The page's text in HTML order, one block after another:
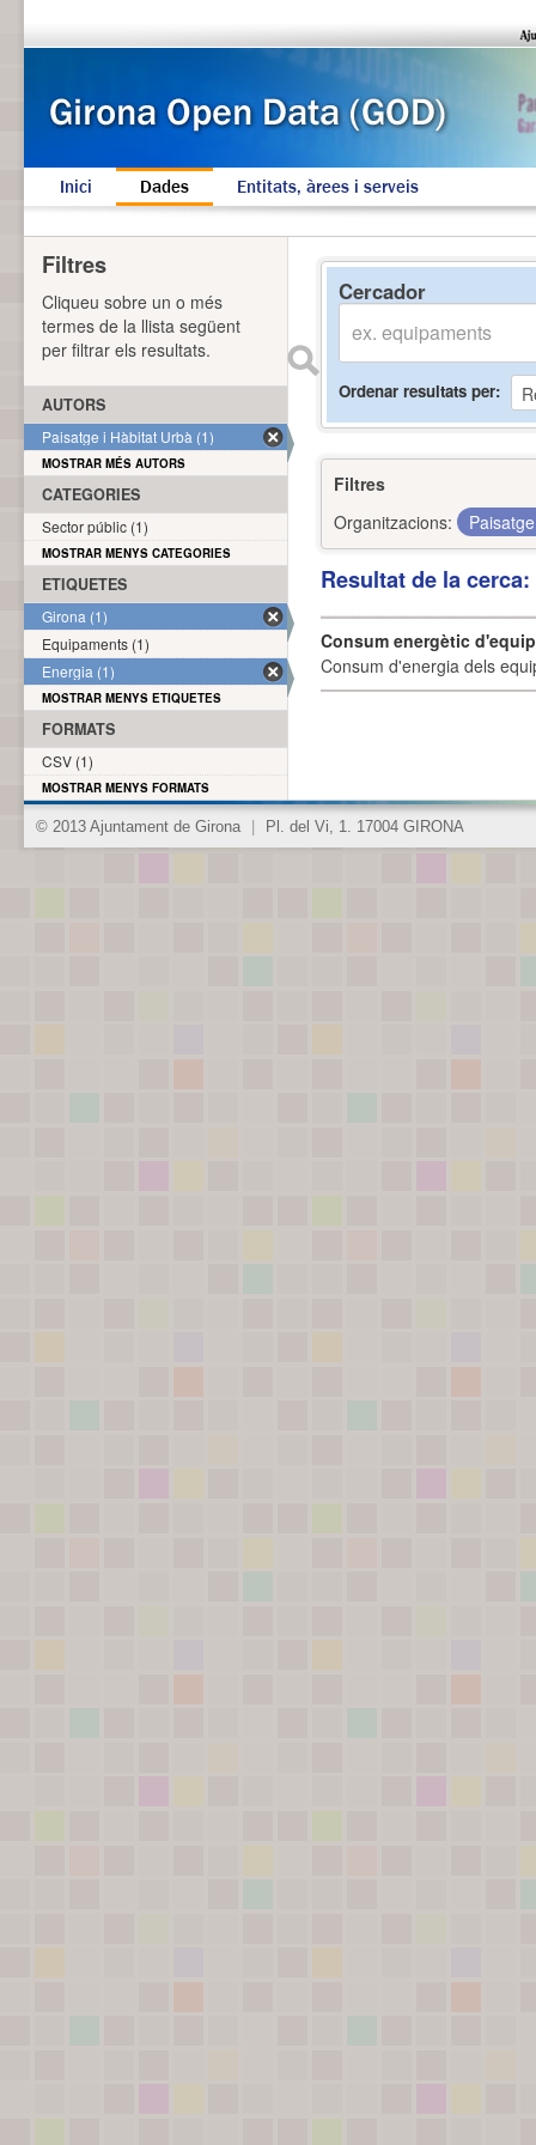
Inici Dades Entitats, àrees i serveis
Cercador
Ordenar resultats per
Filtres
Organitzacions:
Resultat de la
Consum energètic
Consum d'energia dels
Filtres
Cliqueu sobre un o més
termes de la llista següent
per filtrar els resultats.
AUTORS
Paisatge i Hàbitat Urbà (1)
MOSTRAR MÉS AUTORS
CATEGORIES
Sector públic (1)
MOSTRAR MENYS CATEGORIES
ETIQUETES
Girona (1)
Equipaments (1)
Energia (1)
MOSTRAR MENYS ETIQUETES
FORMATS
CSV (1)
MOSTRAR MENYS FORMATS
© 2013 Ajuntament de Girona Pl. del Vi, 1. 17004 GIRONA